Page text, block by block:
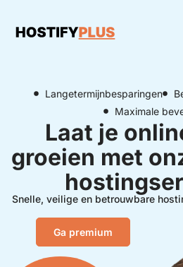
Langetermijnbesparingen
Maximale
Laat je
groeien met
Snelle, veilige en betrouwbare
Ga premium